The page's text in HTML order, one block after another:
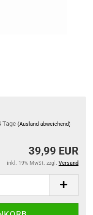
Tage (Ausland abweichend)
39,99 EUR
inkl. 19% MwSt. zzgl. Versand